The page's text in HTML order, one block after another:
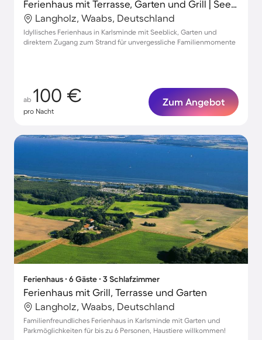
Ferienhaus mit Terrasse, Garten und Grill | Seeblick
Langholz, Waabs, Deutschland
Idyllisches Ferienhaus in Karlsminde mit Seeblick, Garten und
direktem Zugang zum Strand für unvergessliche Familienmomente
ab 100 €
pro Nacht
Zum Angebot
Ferienhaus ∙ 6 Gäste ∙ 3 Schlafzimmer
Ferienhaus mit Grill, Terrasse und Garten
Langholz, Waabs, Deutschland
Familienfreundliches Ferienhaus in Karlsminde mit Garten und
Parkmöglichkeiten für bis zu 6 Personen, Haustiere willkommen!